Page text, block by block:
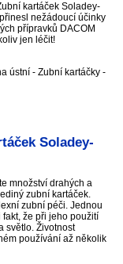
kartáček Soladey-
nežádoucí účinky
přípravků DACOM
jen léčit!
ústní - Zubní kartáčky -
Soladey-
množství drahých a
zubní kartáček.
zubní péči. Jednou
že při jeho použití
světlo. Životnost
používání až několik